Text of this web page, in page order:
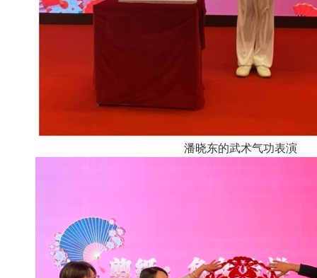
潘晓东的武术气功表演